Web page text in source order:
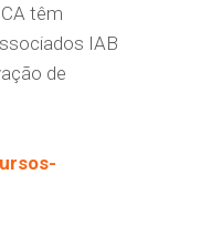
têm
IAB
de